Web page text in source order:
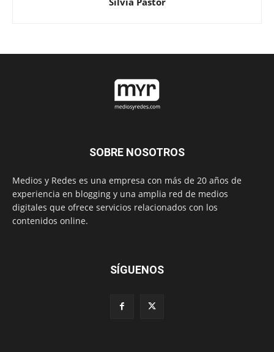
SOBRE NOSOTROS
Medios y Redes es una empresa con más de 20 años de
experiencia en blogging y una amplia red de medios
digitales que ofrece servicios relacionados con los
contenidos online.
SÍGUENOS